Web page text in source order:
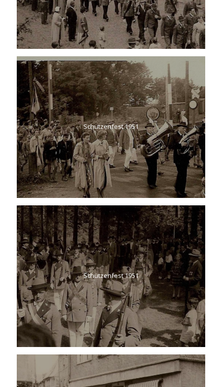
Schützenfest 1951
Schützenfest 1951
Mitgliedsantrag
Satzung und Ordnung
Protokolle
Vorstand
Kontakt
GALERIE
12 Stunden Turnier 2026
Landesmeisterschaft Bogenschießen 2026
12 Stunden Turnier 2025
Schützenfest 2025
Schützenfest 2023
NEUESTE BEITRÄGE
Schützenfest 2026
12 Stunden Turnier 2026
Landesmeisterschaft der Bogenschützen 2026
12 Stunden Turnier 2025